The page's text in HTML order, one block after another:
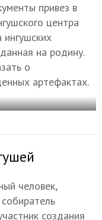
привез в
центра
на родину.
о
артефактах.
человек,
создания